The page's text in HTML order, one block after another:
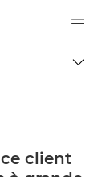
Logo, back to
client